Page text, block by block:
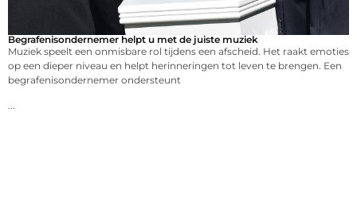
Begrafenisondernemer helpt u met de juiste muziek
Muziek speelt een onmisbare rol tijdens een afscheid. Het raakt emoties
op een dieper niveau en helpt herinneringen tot leven te brengen. Een
begrafenisondernemer ondersteunt
...